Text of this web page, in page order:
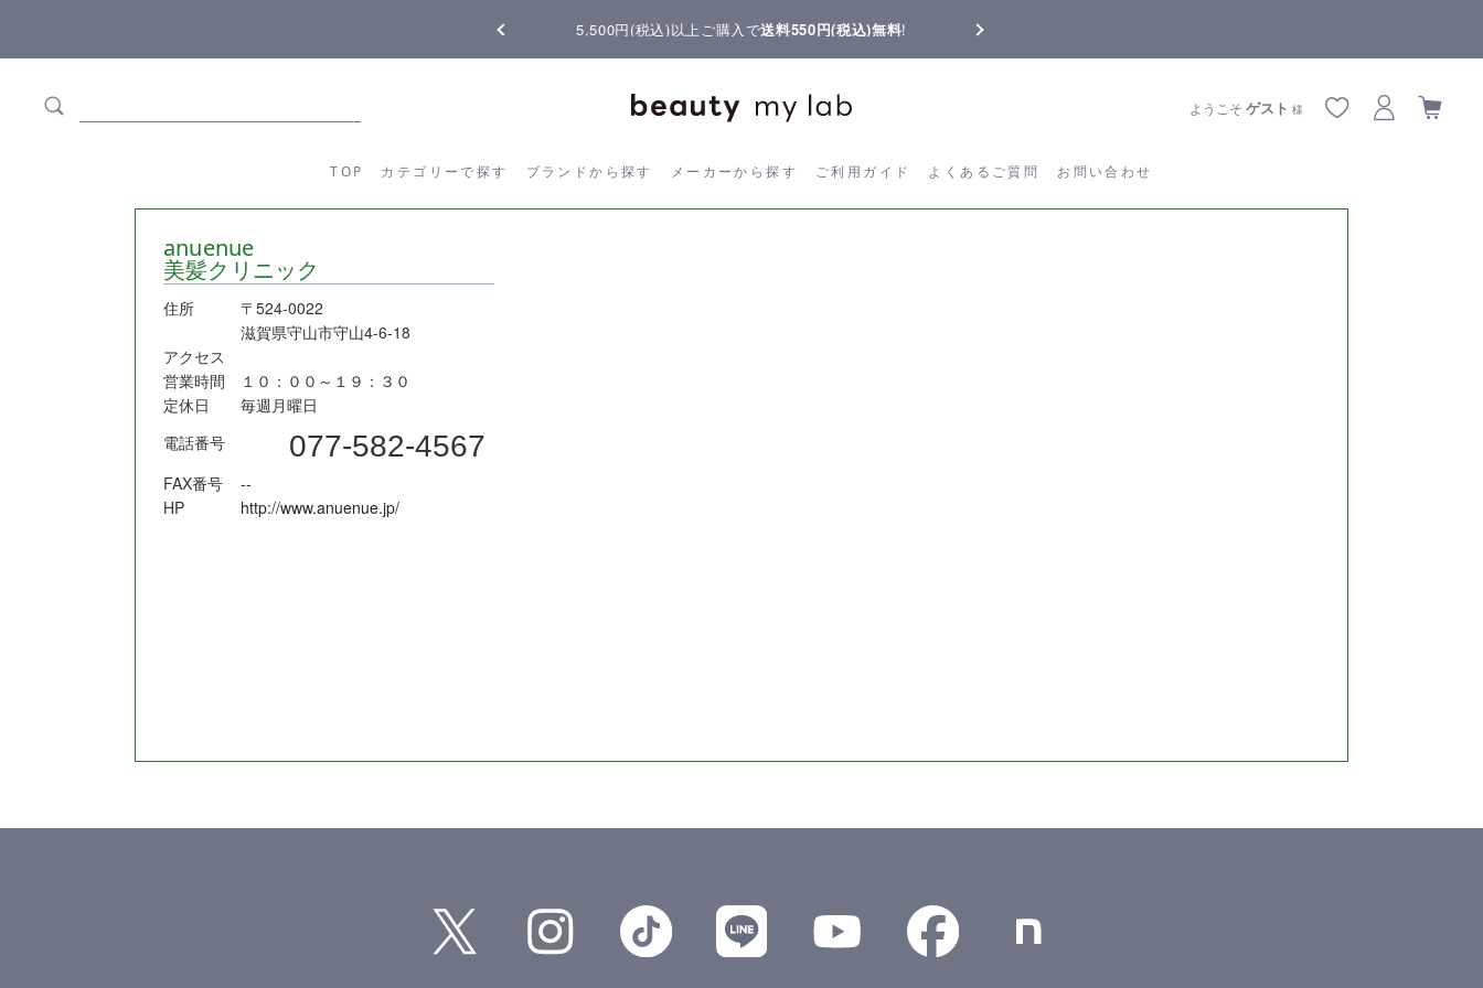
5,500円(税込)以上ご購入で送料550円(税込)無料!
TOP カテゴリーで探す ブランドから探す メーカーから探す ご利用ガイド よくあるご質問 お問い合わせ
ようこそゲスト 様
カテゴリーから探す ブランドから探す メーカーから探す ご利用ガイド よくあるご質問
anuenue
美髪クリニック
住所
〒524-0022
滋賀県守山市守山4-6-18
アクセス
営業時間
１０：００～１９：３０
定休日
毎週月曜日
電話番号
077-582-4567
FAX番号
--
HP
http://www.anuenue.jp/